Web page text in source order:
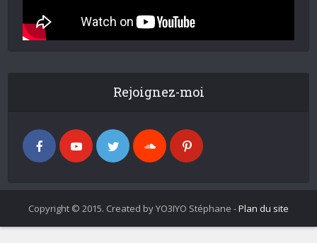
Rejoignez-moi
Copyright © 2015. Created by YO3IYO Stéphane -Plan du site